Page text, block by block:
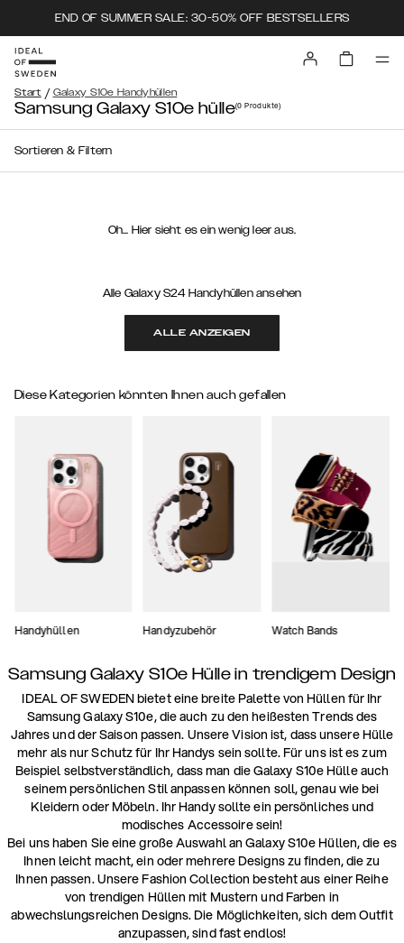
END OF SUMMER SALE: 30-50% OFF BESTSELLERS
Start / Galaxy S10e Handyhüllen
Samsung Galaxy S10e hülle(0Produkte)
Sortieren & Filtern
Oh… Hier sieht es ein wenig leer aus.
Alle Galaxy S24 Handyhüllen ansehen
ALLE ANZEIGEN
Diese Kategorien könnten Ihnen auch gefallen
Handyhüllen Handyzubehör Watch Bands
Samsung Galaxy S10e Hülle in trendigem Design
IDEAL OF SWEDEN bietet eine breite Palette von Hüllen für Ihr
Samsung Galaxy S10e, die auch zu den heißesten Trends des
Jahres und der Saison passen. Unsere Vision ist, dass unsere Hülle
mehr als nur Schutz für Ihr Handys sein sollte. Für uns ist es zum
Beispiel selbstverständlich, dass man die Galaxy S10e Hülle auch
seinem persönlichen Stil anpassen können soll, genau wie bei
Kleidern oder Möbeln. Ihr Handy sollte ein persönliches und
modisches Accessoire sein!
Bei uns haben Sie eine große Auswahl an Galaxy S10e Hüllen, die es
Ihnen leicht macht, ein oder mehrere Designs zu finden, die zu
Ihnen passen. Unsere Fashion Collection besteht aus einer Reihe
von trendigen Hüllen mit Mustern und Farben in
abwechslungsreichen Designs. Die Möglichkeiten, sich dem Outfit
anzupassen, sind fast endlos!